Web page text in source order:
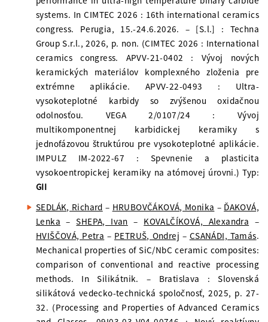
systems. In CIMTEC 2026 : 16th international ceramics
congress. Perugia, 15.-24.6.2026. – [S.l.] : Techna
Group S.r.l., 2026, p. non. (CIMTEC 2026 : International
ceramics congress. APVV-21-0402 : Vývoj nových
keramických materiálov komplexného zloženia pre
extrémne aplikácie. APVV-22-0493 : Ultra-
vysokoteplotné karbidy so zvýšenou oxidačnou
odolnosťou. VEGA 2/0107/24 : Vývoj
multikomponentnej karbidickej keramiky s
jednofázovou štruktúrou pre vysokoteplotné aplikácie.
IMPULZ IM-2022-67 : Spevnenie a plasticita
vysokoentropickej keramiky na atómovej úrovni.) Typ:
GII
SEDLÁK, Richard – HRUBOVČÁKOVÁ, Monika – ĎAKOVÁ,
Lenka –SHEPA, Ivan – KOVALČÍKOVÁ, Alexandra –
HVIŠČOVÁ, Petra – PETRUŠ, Ondrej – CSANÁDI, Tamás.
Mechanical properties of SiC/NbC ceramic composites:
comparison of conventional and reactive processing
methods. In Silikátnik. – Bratislava : Slovenská
silikátová vedecko-technická spoločnosť, 2025, p. 27-
32. (Processing and Properties of Advanced Ceramics